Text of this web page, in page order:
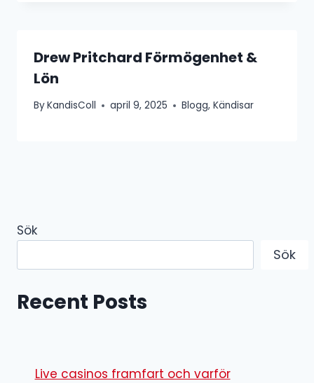
Drew Pritchard Förmögenhet &
Lön
ByKandisColl april 9, 2025 Blogg,Kändisar
Sök
Sök
Recent Posts
Live casinos framfart och varför